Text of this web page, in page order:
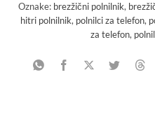
Oznake: brezžični polnilnik,
hitri polnilnik, polnilci za telefon,
za telefon,